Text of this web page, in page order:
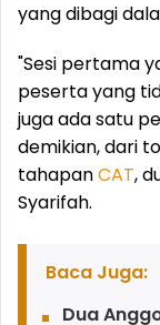
yang dibagi
"Sesi pertama
peserta yang
juga ada satu
demikian, dari
tahapanCAT,
Syarifah.
Baca Juga:
Dua